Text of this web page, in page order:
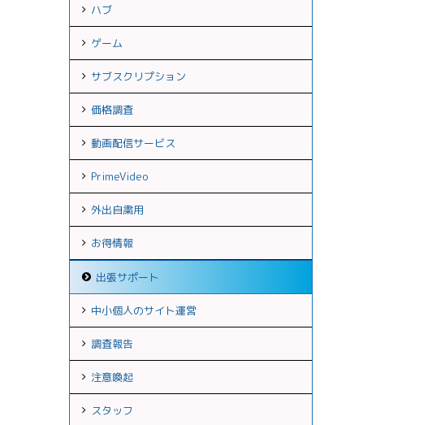
ハブ
ゲーム
サブスクリプション
価格調査
動画配信サービス
PrimeVideo
外出自粛用
お得情報
出張サポート
中小個人のサイト運営
調査報告
注意喚起
スタッフ